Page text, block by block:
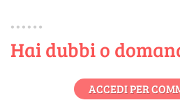
Hai dubbi o
ACCEDI PER